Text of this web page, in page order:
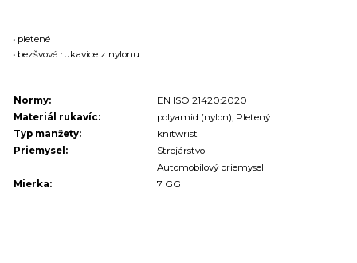
• pletené
• bezšvové rukavice z nylonu
Normy:
EN ISO 21420:2020
Materiál rukavíc:
polyamid (nylon), Pletený
Typ manžety:
knitwrist
Priemysel:
Strojárstvo
Automobilový priemysel
Mierka:
7 GG